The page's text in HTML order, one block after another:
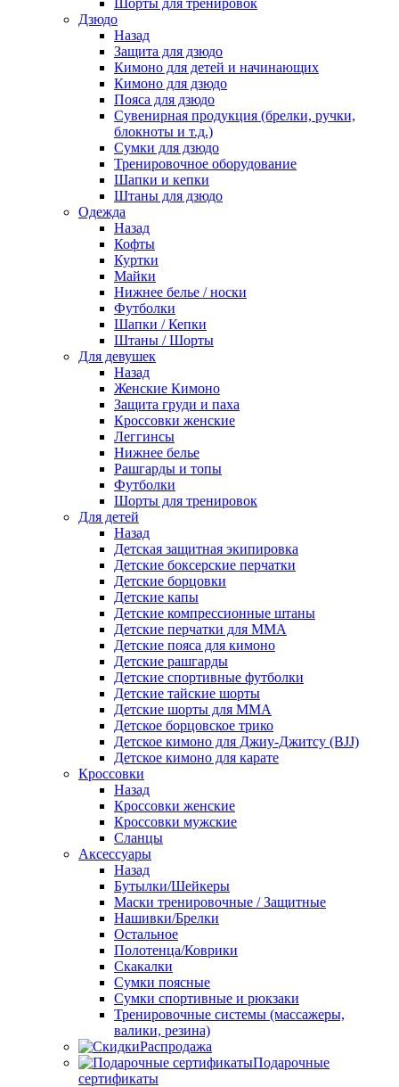
Шорты для тренировок
Дзюдо
Назад
Защита для дзюдо
Кимоно для детей и начинающих
Кимоно для дзюдо
Пояса для дзюдо
Сувенирная продукция (брелки, ручки,
блокноты и т.д.)
Сумки для дзюдо
Тренировочное оборудование
Шапки и кепки
Штаны для дзюдо
Одежда
Назад
Кофты
Куртки
Майки
Нижнее белье / носки
Футболки
Шапки / Кепки
Штаны / Шорты
Для девушек
Назад
Женские Кимоно
Защита груди и паха
Кроссовки женские
Леггинсы
Нижнее белье
Рашгарды и топы
Футболки
Шорты для тренировок
Для детей
Назад
Детская защитная экипировка
Детские боксерские перчатки
Детские борцовки
Детские капы
Детские компрессионные штаны
Детские перчатки для ММА
Детские пояса для кимоно
Детские рашгарды
Детские спортивные футболки
Детские тайские шорты
Детские шорты для ММА
Детское борцовское трико
Детское кимоно для Джиу-Джитсу (BJJ)
Детское кимоно для карате
Кроссовки
Назад
Кроссовки женские
Кроссовки мужские
Сланцы
Аксессуары
Назад
Бутылки/Шейкеры
Маски тренировочные / Защитные
Нашивки/Брелки
Остальное
Полотенца/Коврики
Скакалки
Сумки поясные
Сумки спортивные и рюкзаки
Тренировочные системы (массажеры,
валики, резина)
Распродажа
Подарочные
сертификаты